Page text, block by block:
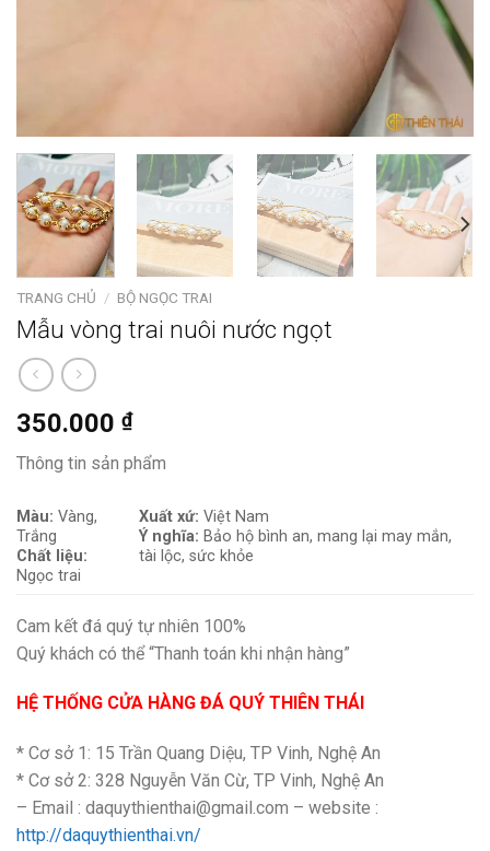
TRANG CHỦ / BỘ NGỌC TRAI
Mẫu vòng trai nuôi nước ngọt
350.000 ₫
Thông tin sản phẩm
Màu: Vàng,
Trắng
Chất liệu:
Ngọc trai
Xuất xứ: Việt Nam
Ý nghĩa: Bảo hộ bình an, mang lại may mắn,
tài lộc, sức khỏe
Cam kết đá quý tự nhiên 100%
Quý khách có thể “Thanh toán khi nhận hàng”
HỆ THỐNG CỬA HÀNG ĐÁ QUÝ THIÊN THÁI
* Cơ sở 1: 15 Trần Quang Diệu, TP Vinh, Nghệ An
* Cơ sở 2: 328 Nguyễn Văn Cừ, TP Vinh, Nghệ An
– Email : daquythienthai@gmail.com – website :
http://daquythienthai.vn/